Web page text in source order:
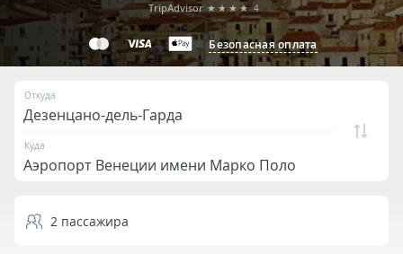
Безопасная оплата
TripAdvisor ★★★★ 4
Откуда
Куда
2 пассажира